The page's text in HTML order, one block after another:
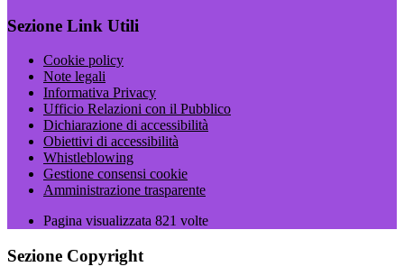
Sezione Link Utili
Cookie policy
Note legali
Informativa Privacy
Ufficio Relazioni con il Pubblico
Dichiarazione di accessibilità
Obiettivi di accessibilità
Whistleblowing
Gestione consensi cookie
Amministrazione trasparente
Pagina visualizzata 821 volte
Sezione Copyright